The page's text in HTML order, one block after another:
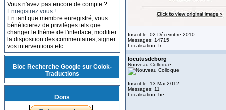
Vous n'avez pas encore de compte ?
Enregistrez vous !
En tant que membre enregistré, vous
bénéficierez de privilèges tels que:
changer le thème de l'interface, modifier
la disposition des commentaires, signer
vos interventions etc.
Bloc Recherche Google sur Colok-
Traductions
Dons
Inscrit le: 02 Décembre 2010
Messages: 14715
Localisation: fr
locutusdeborg
Nouveau Colloque
Inscrit le: 13 Mai 2012
Messages: 11
Localisation: be